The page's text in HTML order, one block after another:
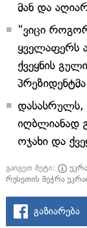
მან და
"ვიცი
ყველაფერს
ქვეყნის
დასასრულს,
იღბლიანად
ოჯახი და
გაიგეთ მეტი:
რუსეთის შეჭრა
გაზიარება